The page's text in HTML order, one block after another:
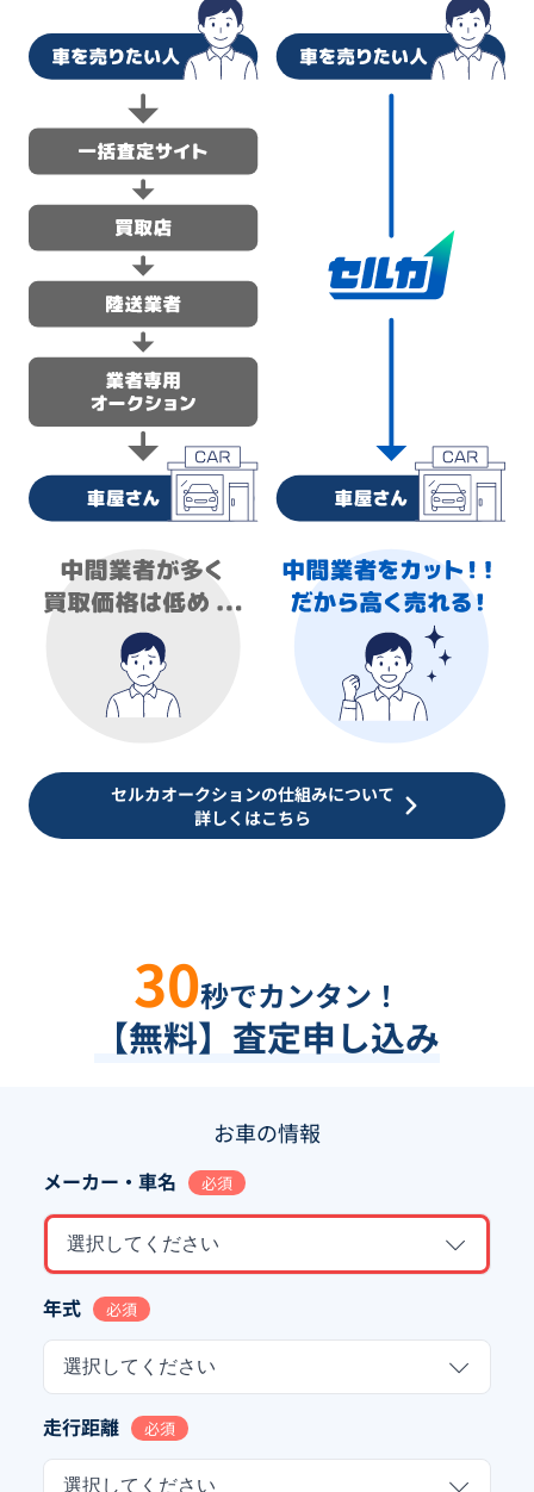
セルカオークションの仕組みについて
詳しくはこちら
30秒でカンタン！
【無料】査定申し込み
お車の情報
メーカー・車名 必須
選択してください
年式 必須
選択してください
走行距離 必須
選択してください